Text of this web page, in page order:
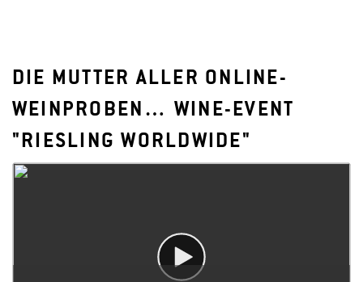
DIE MUTTER ALLER ONLINE-
WEINPROBEN… WINE-EVENT
"RIESLING WORLDWIDE"